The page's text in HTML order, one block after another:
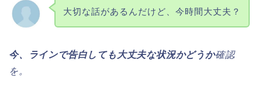
大切な話があるんだけど、今時間大丈夫？
今、ラインで告白しても大丈夫な状況かどうか確認
を。